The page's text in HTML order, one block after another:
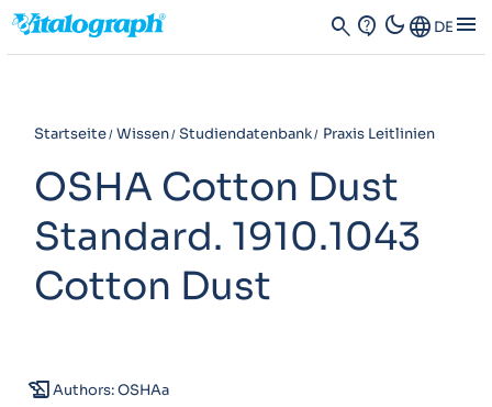
search contact_support dark_modeLanguage DE menu
Startseite Wissen Studiendatenbank Praxis Leitlinien
OSHA Cotton Dust
Standard. 1910.1043
Cotton Dust
history_eduAuthors: OSHAa